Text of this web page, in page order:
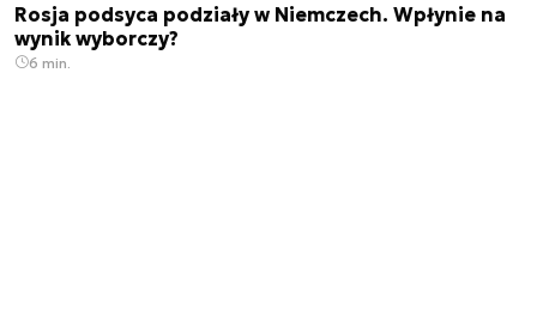
Rosja podsyca podziały w Niemczech. Wpłynie na
wynik wyborczy?
6 min.